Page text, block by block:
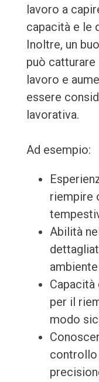
lavoro a
capacità e le
Inoltre, un
può
lavoro e
essere
lavorativa.
Ad esempio:
riempire
Abilità
per il
modo
controllo